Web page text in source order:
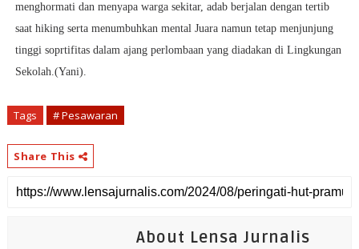
menghormati dan menyapa warga sekitar, adab berjalan dengan tertib
saat hiking serta menumbuhkan mental Juara namun tetap menjunjung
tinggi soprtifitas dalam ajang perlombaan yang diadakan di Lingkungan
Sekolah.(Yani).
Tags # Pesawaran
Share This
About Lensa Jurnalis